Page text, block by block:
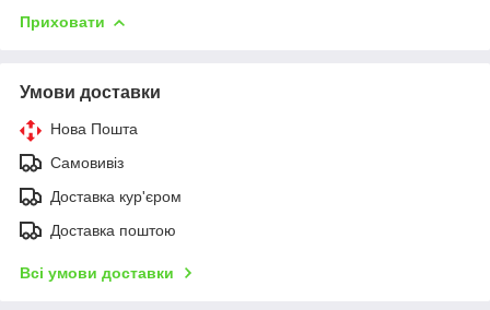
Приховати
Умови доставки
Нова Пошта
Самовивіз
Доставка кур'єром
Доставка поштою
Всі умови доставки